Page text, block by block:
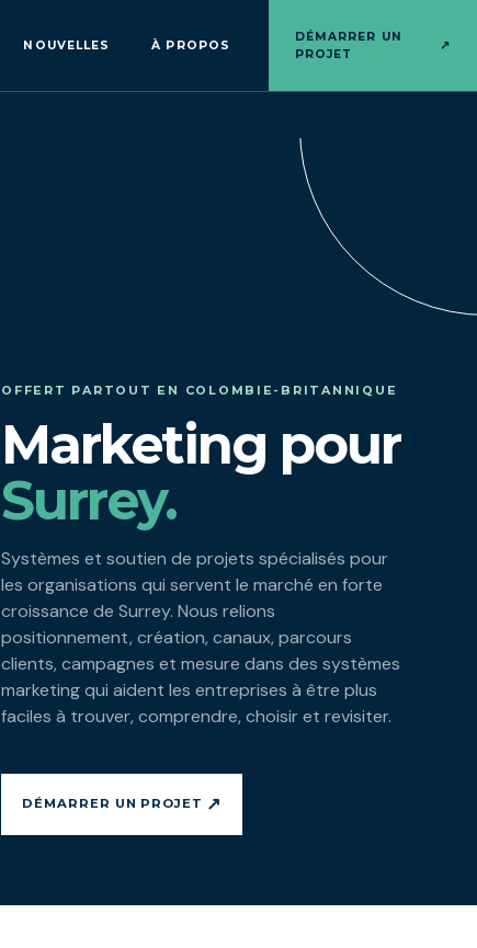
NOUVELLES À PROPOS
DÉMARRER UN
PROJET
↗
OFFERT PARTOUT EN COLOMBIE-BRITANNIQUE
Marketing pour
Surrey.
Systèmes et soutien de projets spécialisés pour
les organisations qui servent le marché en forte
croissance de Surrey. Nous relions
positionnement, création, canaux, parcours
clients, campagnes et mesure dans des systèmes
marketing qui aident les entreprises à être plus
faciles à trouver, comprendre, choisir et revisiter.
DÉMARRER UN PROJET ↗